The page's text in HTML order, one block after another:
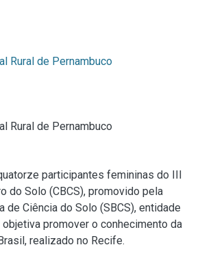
Rural de Pernambuco
Rural de Pernambuco
participantes femininas do III
do Solo (CBCS), promovido pela
de Ciência do Solo (SBCS), entidade
promover o conhecimento da
realizado no Recife.